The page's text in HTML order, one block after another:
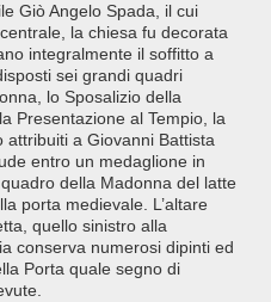
Giò Angelo Spada, il cui
la chiesa fu decorata
integralmente il soffitto a
sei grandi quadri
lo Sposalizio della
Presentazione al Tempio, la
attribuiti a Giovanni Battista
entro un medaglione in
della Madonna del latte
porta medievale. L’altare
quello sinistro alla
conserva numerosi dipinti ed
Porta quale segno di